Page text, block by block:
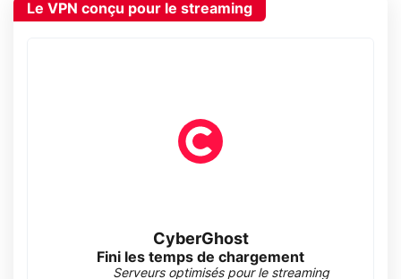
Le VPN conçu pour le streaming
CyberGhost
Fini les temps de chargement
Serveurs optimisés pour le streaming